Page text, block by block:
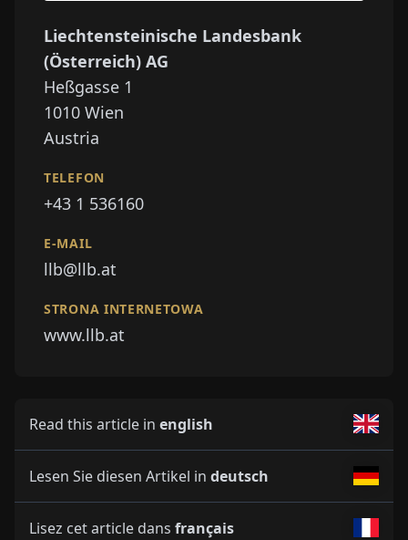
Liechtensteinische Landesbank
(Österreich) AG
Heßgasse 1
1010 Wien
Austria
TELEFON
+43 1 536160
E-MAIL
llb@llb.at
STRONA INTERNETOWA
www.llb.at
Read this article in english
Lesen Sie diesen Artikel in deutsch
Lisez cet article dans français